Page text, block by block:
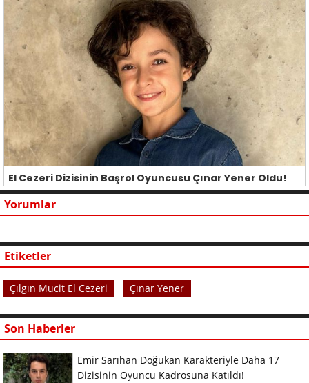
El Cezeri Dizisinin Başrol Oyuncusu Çınar Yener Oldu!
Yorumlar
Etiketler
Çılgın Mucit El Cezeri Çınar Yener
Son Haberler
Emir Sarıhan Doğukan Karakteriyle Daha 17
Dizisinin Oyuncu Kadrosuna Katıldı!